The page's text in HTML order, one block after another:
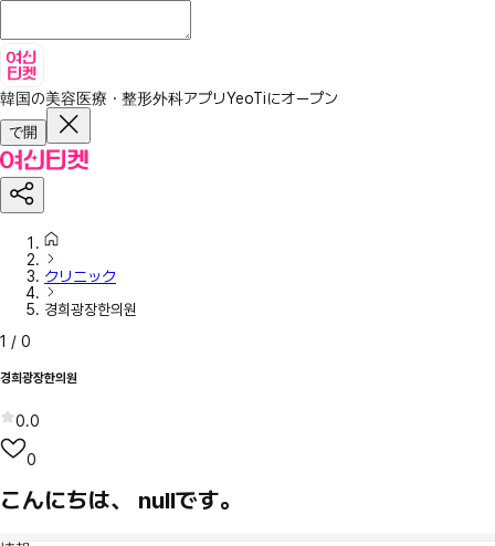
韓国の美容医療・整形外科アプリYeoTiにオープン
で開
クリニック
경희광장한의원
1 / 0
경희광장한의원
0.0
0
こんにちは、 nullです。